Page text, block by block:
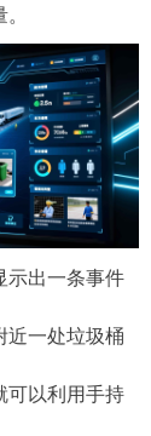
出一条事件
近一处垃圾桶
可以利用手持